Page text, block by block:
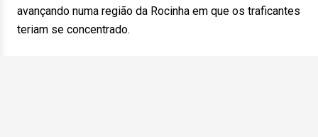
avançando numa região da Rocinha em que os traficantes
teriam se concentrado.